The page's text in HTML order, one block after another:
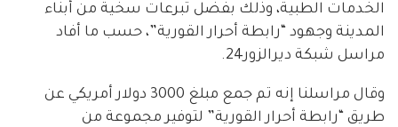
الخدمات الطبية، وذلك بفضل تبرعات سخية من أبناء
المدينة وجهود “رابطة أحرار القورية”، حسب ما أفاد
مراسل شبكة ديرالزور24.
وقال مراسلنا إنه تم جمع مبلغ 3000 دولار أمريكي عن
طريق “رابطة أحرار القورية” لتوفير مجموعة من